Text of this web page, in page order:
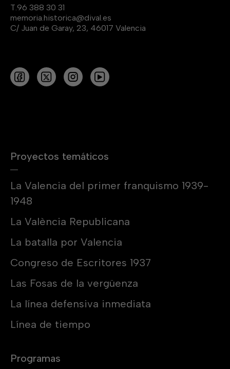
T.96 388 30 31
memoria.historica@dival.es
C/ Juan de Garay, 23, 46017 Valencia
Proyectos temáticos
La Valencia del primer franquismo 1939-
1948
La València Republicana
La batalla por Valencia
Congreso de Escritores 1937
Las Fosas de la vergüenza
La línea defensiva inmediata
Línea de tiempo
Programas